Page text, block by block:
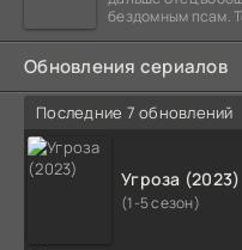
бездомным псам.
Обновления сериалов
Последние 7 обновлений
Угроза (2023)
(1-5 сезон)